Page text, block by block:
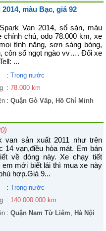
màu Bạc, giá 92
Van 2014, số sàn, màu
chính chủ, odo 78.000 km, xe
tính năng, sơn sáng bóng,
côn số ngọt ngào vv…. Đổi xe
...
: Trong nước
: 78.000 km
: Quận Gò Vấp, Hồ Chí Minh
van sản xuất 2011 như trên
14 vạn,điều hòa mát. Em bán
về dòng này. Xe chạy tiết
em mới biết lái thì mua xe này
hợp.Giá 9...
: Trong nước
: 140.000.000 km
: Quận Nam Từ Liêm, Hà Nội